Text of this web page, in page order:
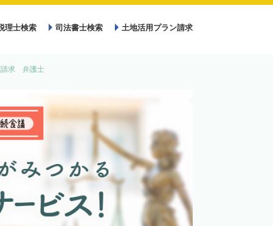
理士検索 司法書士検索 土地活用プラン請求
求 弁護士